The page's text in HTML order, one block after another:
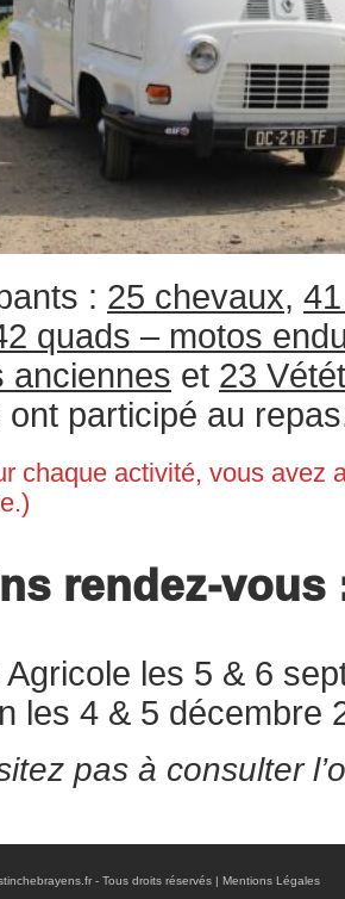
: 25 chevaux,
quads – motos
anciennes et 23
ont participé au
chaque activité, vous avez
rendez-vous
Agricole les 5 & 6
les 4 & 5 décembre
pas à consulter
- Tous droits réservés | Mentions Légales